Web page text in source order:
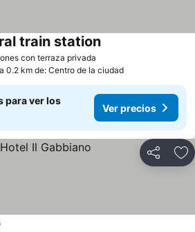
con terraza privada
train station
a 0.2 km de: Centro de la ciudad
para ver los
Ver precios
Compartir